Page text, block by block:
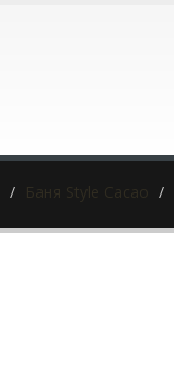
Баня Style Cacao